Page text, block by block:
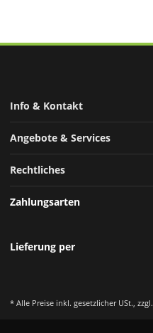
Info & Kontakt
Angebote & Services
Rechtliches
Zahlungsarten
Lieferung per
* Alle Preise inkl. gesetzlicher USt., zzgl.